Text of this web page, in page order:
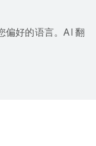
偏好的语言。AI 翻